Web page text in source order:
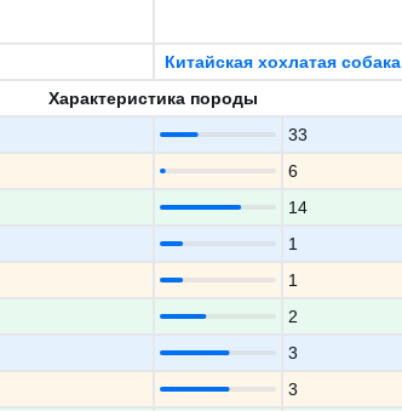
Китайская хохлатая собака
Характеристика породы
33
6
14
1
1
2
3
3